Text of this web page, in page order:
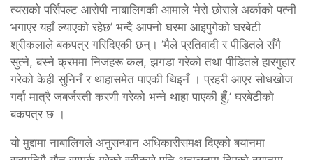
त्यसको पर्सिपल्ट आरोपी नाबालिगकी आमाले ‘मेरो छोराले अर्काको पत्नी
भगाएर यहाँ ल्याएको रहेछ’ भन्दै आफ्नो घरमा आइपुगेको घरबेटी
श्रीकलाले बकपत्र गरिदिएकी छन्। ‘मैले प्रतिवादी र पीडितले सँगै
सुत्ने, बस्ने क्रममा निजहरू कल, झगडा गरेको तथा पीडितले हारगुहार
गरेको केही सुनिनँ र थाहासमेत पाएकी थिइनँ । प्रहरी आएर सोधखोज
गर्दा मात्रै जबर्जस्ती करणी गरेको भन्ने थाहा पाएकी हुँ,’ घरबेटीको
बकपत्र छ ।
यो मुद्दामा नाबालिगले अनुसन्धान अधिकारीसमक्ष दिएको बयानमा